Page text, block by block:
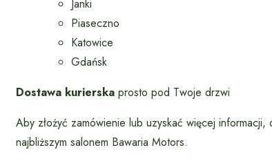
Janki
Piaseczno
Katowice
Gdańsk
Dostawa kurierska prosto pod Twoje drzwi
Aby złożyć zamówienie lub uzyskać więcej informacji,
najbliższym salonem Bawaria Motors.